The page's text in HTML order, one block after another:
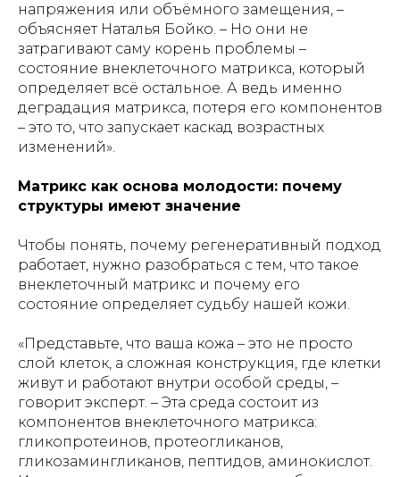
напряжения или объёмного замещения, –
объясняет Наталья Бойко. – Но они не
затрагивают саму корень проблемы –
состояние внеклеточного матрикса, который
определяет всё остальное. А ведь именно
деградация матрикса, потеря его компонентов
– это то, что запускает каскад возрастных
изменений».
Матрикс как основа молодости: почему
структуры имеют значение
Чтобы понять, почему регенеративный подход
работает, нужно разобраться с тем, что такое
внеклеточный матрикс и почему его
состояние определяет судьбу нашей кожи.
«Представьте, что ваша кожа – это не просто
слой клеток, а сложная конструкция, где клетки
живут и работают внутри особой среды, –
говорит эксперт. – Эта среда состоит из
компонентов внеклеточного матрикса:
гликопротеинов, протеогликанов,
гликозамингликанов, пептидов, аминокислот.